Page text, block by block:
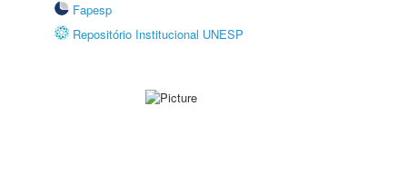
Fapesp
Repositório Institucional UNESP